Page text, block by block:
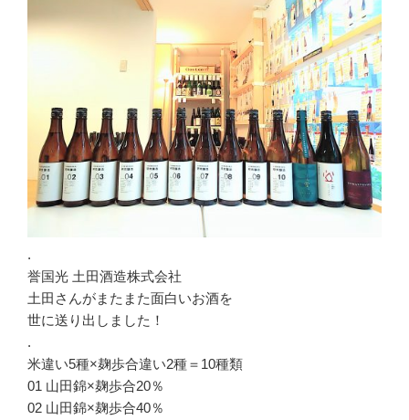
.
誉国光 土田酒造株式会社
土田さんがまたまた面白いお酒を
世に送り出しました！
.
米違い5種×麹歩合違い2種＝10種類
01 山田錦×麹歩合20％
02 山田錦×麹歩合40％